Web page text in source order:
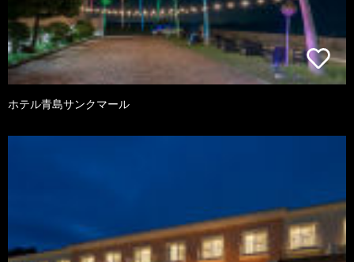
ホテル青島サンクマール